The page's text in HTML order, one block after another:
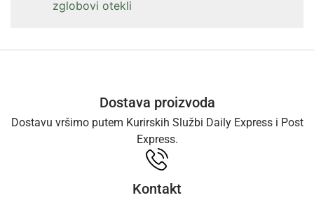
zglobovi otekli
Dostava proizvoda
Dostavu vršimo putem Kurirskih Službi Daily Express i Post
Express.
Kontakt